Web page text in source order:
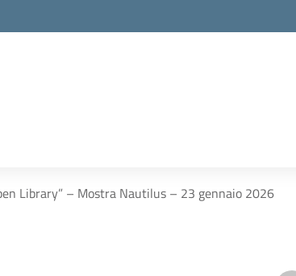
Library” – Mostra Nautilus – 23 gennaio 2026